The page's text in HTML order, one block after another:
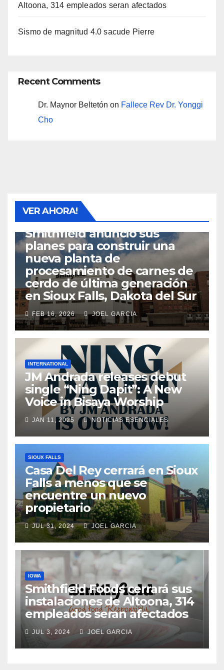
Altoona, 314 empleados seran afectados
Sismo de magnitud 4.0 sacude Pierre
Recent Comments
Dr. Maynor Beltetón on Fallece Rev Dr. Yonggi
Cho
VER AHORA!
Smithfield anunció sus
planes para construir una
nueva planta de
procesamiento de carnes de
cerdo de última generación
en Sioux Falls, Dakota del Sur
FEB 16, 2026 JOEL GARCIA
INTERNATIONAL
JM Andrada releases debut
single “Ning Dapit”: A New
Voice in Bisaya Worship
JAN 11, 2025 NOTICIAS ESENCIALES
SIOUX FALLS
Casa Del Rey cerrará en Sioux
Falls a menos que se
encuentre un nuevo
propietario
JUL 31, 2024 JOEL GARCIA
IOWA
Smithfield Foods cerrará sus
instalaciones de Altoona, 314
empleados seran afectados
JUL 3, 2024 JOEL GARCIA